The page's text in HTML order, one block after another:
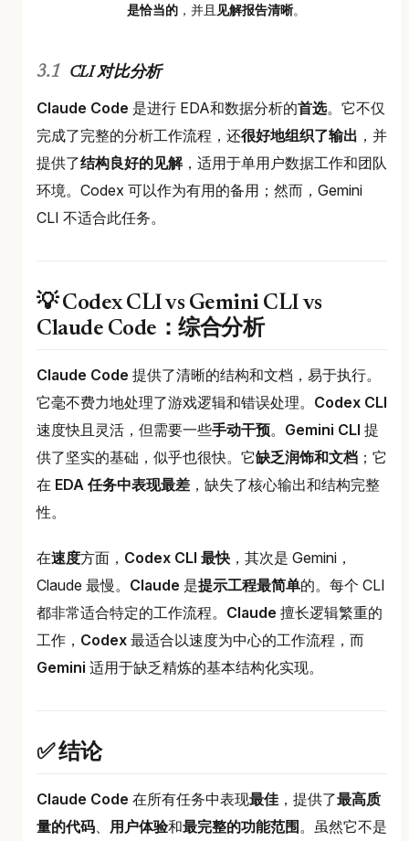
是恰当的 ，并且 见解报告清晰。
CLI 对比分析
Claude Code 是进行 EDA和数据分析的首选。它不仅
完成了完整的分析工作流程，还很好地组织了输出 ，并
提供了结构良好的见解，适用于单用户数据工作和团队
环境。Codex 可以作为有用的备用；然而，Gemini
CLI 不适合此任务。
💡 Codex CLI vs Gemini CLI vs
Claude Code：综合分析
Claude Code 提供了清晰的结构和文档，易于执行。
它毫不费力地处理了游戏逻辑和错误处理。 Codex CLI
速度快且灵活，但需要一些手动干预。 Gemini CLI 提
供了坚实的基础，似乎也很快。它缺乏润饰和文档 ；它
在 EDA 任务中表现最差 ，缺失了核心输出和结构完整
性。
在速度方面， Codex CLI 最快 ，其次是 Gemini，
Claude 最慢。 Claude 是提示工程最简单的。每个 CLI
都非常适合特定的工作流程。 Claude 擅长逻辑繁重的
工作， Codex 最适合以速度为中心的工作流程，而
Gemini 适用于缺乏精炼的基本结构化实现。
✅ 结论
Claude Code 在所有任务中表现最佳 ，提供了最高质
量的代码
用户体验和最完整的功能范围。虽然它不是